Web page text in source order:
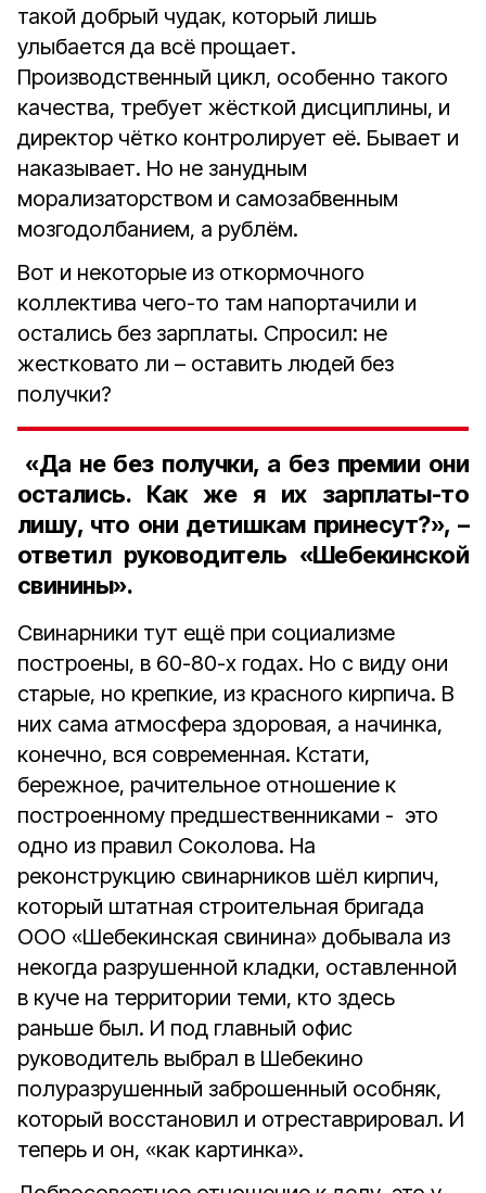
такой добрый чудак, который лишь
улыбается да всё прощает.
Производственный цикл, особенно такого
качества, требует жёсткой дисциплины, и
директор чётко контролирует её. Бывает и
наказывает. Но не занудным
морализаторством и самозабвенным
мозгодолбанием, а рублём.
Вот и некоторые из откормочного
коллектива чего-то там напортачили и
остались без зарплаты. Спросил: не
жестковато ли – оставить людей без
получки?
«Да не без получки, а без премии они
остались. Как же я их зарплаты-то
лишу, что они детишкам принесут?», –
ответил руководитель «Шебекинской
свинины».
Свинарники тут ещё при социализме
построены, в 60-80-х годах. Но с виду они
старые, но крепкие, из красного кирпича. В
них сама атмосфера здоровая, а начинка,
конечно, вся современная. Кстати,
бережное, рачительное отношение к
построенному предшественниками - это
одно из правил Соколова. На
реконструкцию свинарников шёл кирпич,
который штатная строительная бригада
ООО «Шебекинская свинина» добывала из
некогда разрушенной кладки, оставленной
в куче на территории теми, кто здесь
раньше был. И под главный офис
руководитель выбрал в Шебекино
полуразрушенный заброшенный особняк,
который восстановил и отреставрировал. И
теперь и он, «как картинка».